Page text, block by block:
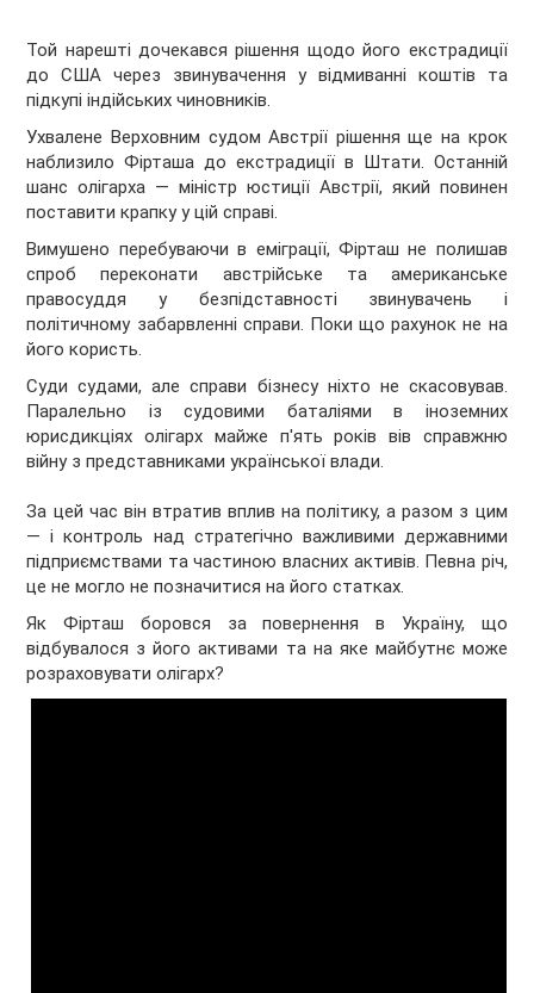
Той нарешті дочекався рішення щодо його екстрадиції
до США через звинувачення у відмиванні коштів та
підкупі індійських чиновників.
Ухвалене Верховним судом Австрії рішення ще на крок
наблизило Фірташа до екстрадиції в Штати. Останній
шанс олігарха — міністр юстиції Австрії, який повинен
поставити крапку у цій справі.
Вимушено перебуваючи в еміграції, Фірташ не полишав
спроб переконати австрійське та американське
правосуддя у безпідставності звинувачень і
політичному забарвленні справи. Поки що рахунок не на
його користь.
Суди судами, але справи бізнесу ніхто не скасовував.
Паралельно із судовими баталіями в іноземних
юрисдикціях олігарх майже п'ять років вів справжню
війну з представниками української влади.
За цей час він втратив вплив на політику, а разом з цим
— і контроль над стратегічно важливими державними
підприємствами та частиною власних активів. Певна річ,
це не могло не позначитися на його статках.
Як Фірташ боровся за повернення в Україну, що
відбувалося з його активами та на яке майбутнє може
розраховувати олігарх?